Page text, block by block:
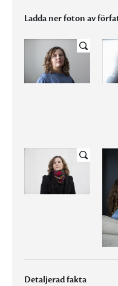
Ladda ner foton av
Detaljerad fakta